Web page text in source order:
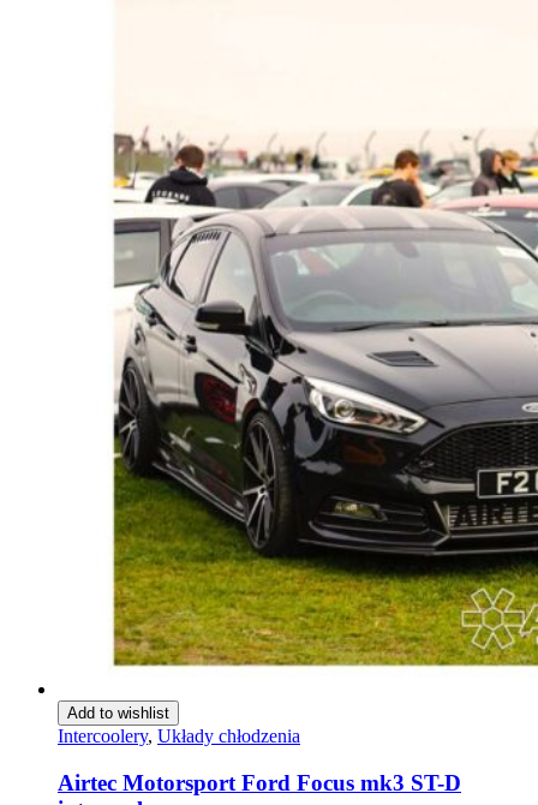
Add to wishlist
Intercoolery, Układy chłodzenia
Airtec Motorsport Ford Focus mk3 ST-D